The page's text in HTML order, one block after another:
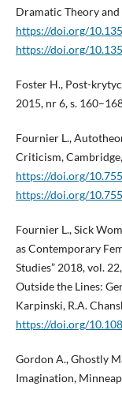
Dramatic Theory and
https://doi.org/
https://doi.org/
Foster H., Post-
2015, nr 6, s.
Fournier L.,
Criticism,
https://doi.org/
https://doi.org/
Fournier L., Sick
as Contemporary
Studies” 2018, vol.
Outside the Lines:
Karpinski, R.A.
https://doi.org/
Gordon A., Ghostly
Imagination,